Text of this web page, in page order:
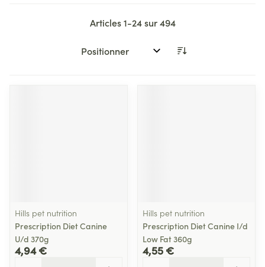
Articles1-24sur494
Trier par:
Hills pet nutrition
Prescription Diet Canine
U/d 370g
4,94 €
Hills pet nutrition
Prescription Diet Canine I/d
Low Fat 360g
4,55 €